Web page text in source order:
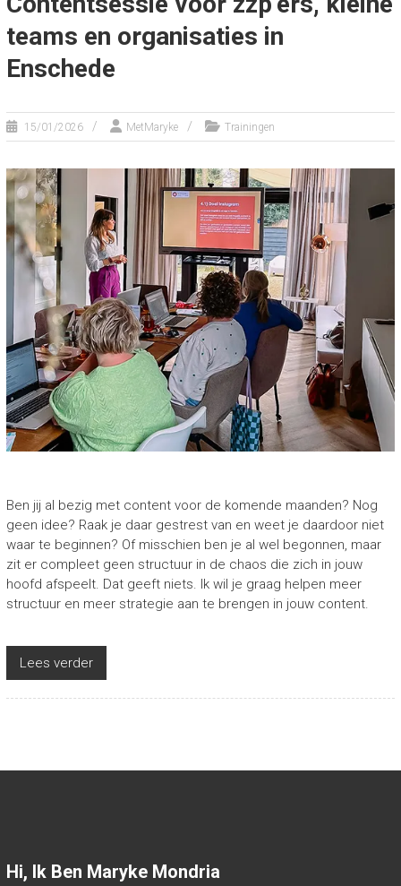
teams en organisaties in
Enschede
15/01/2026 MetMaryke Trainingen
Ben jij al bezig met content voor de komende maanden? Nog
geen idee? Raak je daar gestrest van en weet je daardoor niet
waar te beginnen? Of misschien ben je al wel begonnen, maar
zit er compleet geen structuur in de chaos die zich in jouw
hoofd afspeelt. Dat geeft niets. Ik wil je graag helpen meer
structuur en meer strategie aan te brengen in jouw content.
Lees verder
Hi, Ik Ben Maryke Mondria